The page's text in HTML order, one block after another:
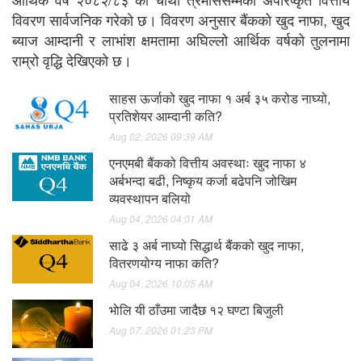
विवरण सार्वजनिक गरेको छ। विवरण अनुसार बैंकको खुद नाफा, खुद
ब्याज आम्दानी र लाभांश क्षमतामा अघिल्लो आर्थिक वर्षको तुलनामा
राम्रो वृद्धि देखिएको छ।
साहस ऊर्जाको खुद नाफा १ अर्ब ३५ करोड नाघ्यो,
प्रतिशेयर आम्दानी कति?
Aug 02, 2026 09:39 AM
एनएमबी बैंकको वित्तीय अवस्थाः खुद नाफा ४
अर्बभन्दा बढी, निष्कृय कर्जा बढेपनि जोखिम
व्यवस्थापन बलियो
Aug 04, 2026 04:01 AM
साढे ३ अर्ब नाघ्यो सिद्धार्थ बैंकको खुद नाफा,
वितरणयोग्य नाफा कति?
Aug 04, 2026 10:05 AM
भाेलि यी ठाँउमा जादैछ १२ घण्टा बिजुली
Aug 07, 2026 01:23 PM